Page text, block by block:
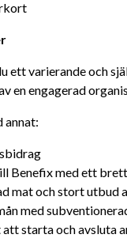
ett varierande och
en engagerad
annat:
Benefix med ett
mat och stort utbud
med
starta och avsluta